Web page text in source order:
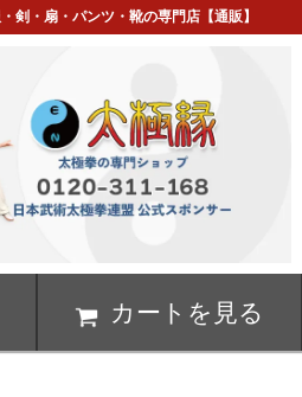
剣・扇・パンツ・靴の専門店【通販】
カートを見る